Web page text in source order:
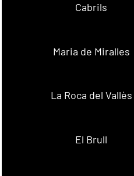
Cabrils
Maria de Miralles
La Roca del Vallès
El Brull